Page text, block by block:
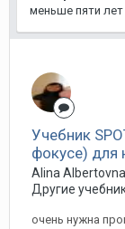
меньше пяти лет
Учебник
фокусе) для
Alina
Другие
очень нужна